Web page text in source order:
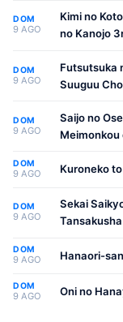
DOM
9 AGO
Kimi no
no Kanojo
DOM
9 AGO
Futsutsuka
Suuguu
DOM
9 AGO
Saijo no
Meimonkou
Osewa
DOM
9 AGO Kuroneko
DOM
9 AGO
Sekai
Tansakusha
DOM
9 AGO Hanaori-
DOM
9 AGO Oni no